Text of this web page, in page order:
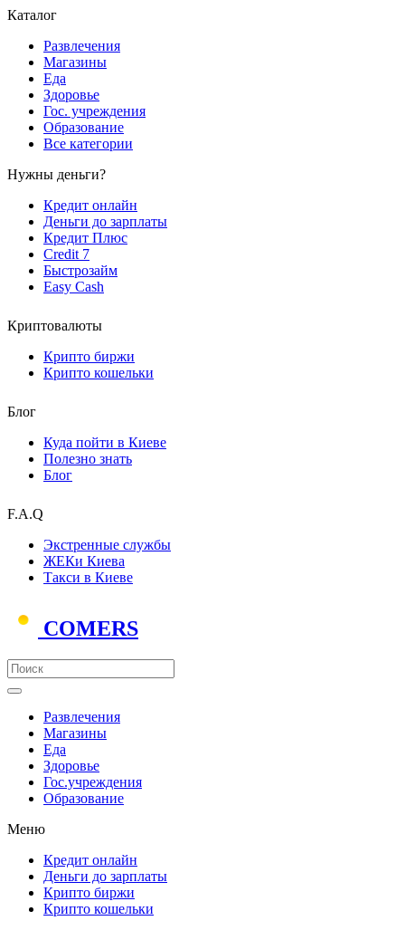
Каталог
Развлечения
Магазины
Еда
Здоровье
Гос. учреждения
Образование
Все категории
Нужны деньги?
Кредит онлайн
Деньги до зарплаты
Кредит Плюс
Credit 7
Быстрозайм
Easy Cash
Криптовалюты
Крипто биржи
Крипто кошельки
Блог
Куда пойти в Киеве
Полезно знать
Блог
F.A.Q
Экстренные службы
ЖЕКи Киева
Такси в Киеве
COMERS
Развлечения
Магазины
Еда
Здоровье
Гос.учреждения
Образование
Меню
Кредит онлайн
Деньги до зарплаты
Крипто биржи
Крипто кошельки